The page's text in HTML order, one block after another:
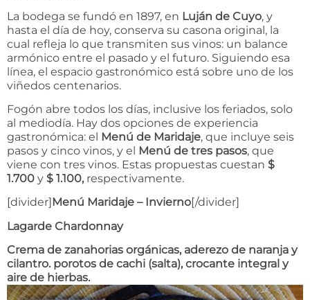
La bodega se fundó en 1897, en Luján de Cuyo, y
hasta el día de hoy, conserva su casona original, la
cual refleja lo que transmiten sus vinos: un balance
armónico entre el pasado y el futuro. Siguiendo esa
línea, el espacio gastronómico está sobre uno de los
viñedos centenarios.
Fogón abre todos los días, inclusive los feriados, solo
al mediodía. Hay dos opciones de experiencia
gastronómica: el Menú de Maridaje, que incluye seis
pasos y cinco vinos, y el Menú de tres pasos, que
viene con tres vinos. Estas propuestas cuestan $
1.700 y $ 1.100, respectivamente.
[divider] Menú Maridaje – Invierno[/divider]
Lagarde Chardonnay
Crema de zanahorias orgánicas, aderezo de naranja y
cilantro. porotos de cachi (salta), crocante integral y
aire de hierbas.